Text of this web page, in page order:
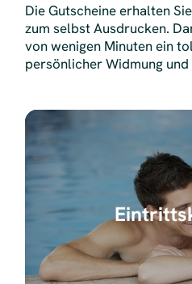
Die Gutscheine erhalten
zum selbst Ausdrucken.
von wenigen Minuten ein
persönlicher Widmung